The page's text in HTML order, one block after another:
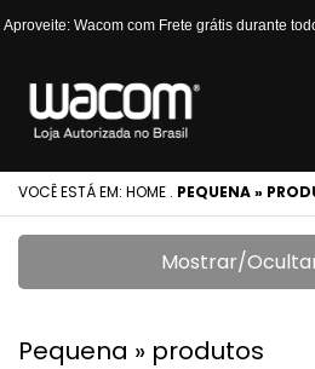
Aproveite: Wacom com Frete grátis durante
VOCÊ ESTÁ EM: HOME . PEQUENA »
Mostrar/
Pequena » produtos